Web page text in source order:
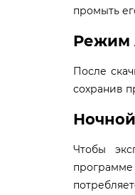
промыть
Режим
После
сохранив
Чтобы
программе